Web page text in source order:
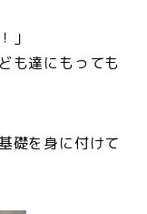
」
も達にもっても
礎を身に付けて